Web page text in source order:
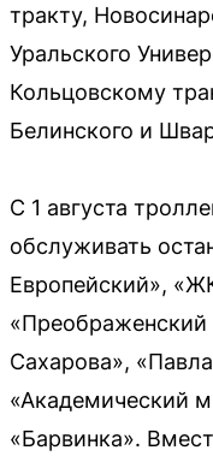
тракту,
Уральского
Кольцовскому
Белинского и
С 1 августа
обслуживать
Европейский»,
«Преображенский
Сахарова»,
«Академический
«Барвинка».